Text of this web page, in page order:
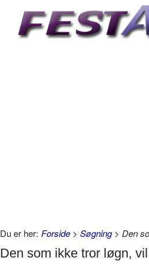
Du er her: Forside > Søgning> Den
Den som ikke tror løgn,